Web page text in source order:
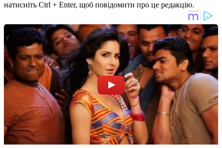
натисніть Ctrl + Enter, щоб повідомити про це редакцію.